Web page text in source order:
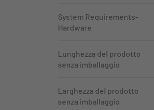
System Requirements-
Hardware
Lunghezza del prodotto
senza imballaggio
Larghezza del prodotto
senza imballaggio